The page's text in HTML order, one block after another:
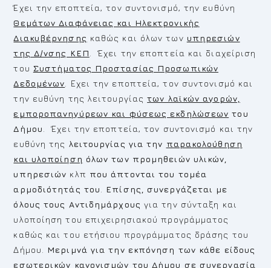
Έχει την εποπτεία, τον συντονισμό, την ευθύνη
Θεμάτων Διαφάνειας και Ηλεκτρονικής
Διακυβέρνησης καθώς και όλων των υπηρεσιών
της Δ/νσης ΚΕΠ
. Έχει την εποπτεία και διαχείριση
του Συστήματος Προστασίας Προσωπικών
Δεδομένων . Εχει την εποπτεία, τον συντονισμό και
την ευθύνη της λειτουργίαςτων λαϊκών αγορών,
εμποροπανηγύρεων και φύσεως εκδηλώσεων του
Δήμου
. Έχει την εποπτεία, τον συντονισμό και την
ευθύνη της λειτουργίας για την παρακολούθηση
και υλοποίηση όλων των προμηθειών υλικών,
υπηρεσιών κλπ που άπτονται του τομέα
αρμοδιότητάς του
Επίσης, συνεργάζεται με
όλους τους Αντιδημάρχους για την σύνταξη και
υλοποίηση του επιχειρησιακού προγράμματος
καθώς και του ετήσιου προγράμματος δράσης του
Δήμου. Μεριμνά για την εκπόνηση των κάθε είδους
εσωτερικών κανονισμών του Δήμου σε συνεργασία